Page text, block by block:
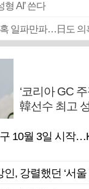
형 AI’ 쓴다
‘코리아 GC
韓선수 최고
10월 3일 시작
, 강렬했던 ‘서울